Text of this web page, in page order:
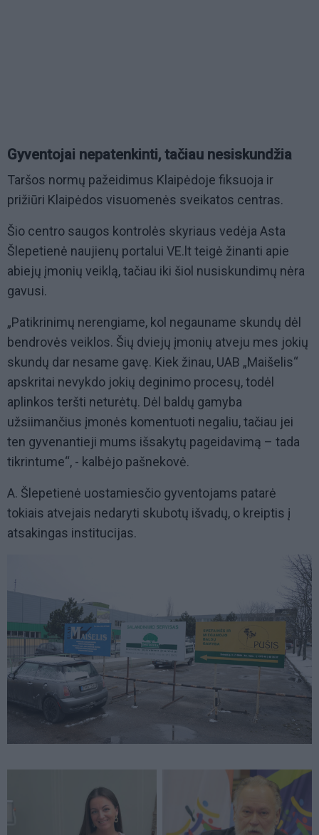
Gyventojai nepatenkinti, tačiau nesiskundžia
Taršos normų pažeidimus Klaipėdoje fiksuoja ir
prižiūri Klaipėdos visuomenės sveikatos centras.
Šio centro saugos kontrolės skyriaus vedėja Asta
Šlepetienė naujienų portalui VE.lt teigė žinanti apie
abiejų įmonių veiklą, tačiau iki šiol nusiskundimų nėra
gavusi.
„Patikrinimų nerengiame, kol negauname skundų dėl
bendrovės veiklos. Šių dviejų įmonių atveju mes jokių
skundų dar nesame gavę. Kiek žinau, UAB „Maišelis“
apskritai nevykdo jokių deginimo procesų, todėl
aplinkos teršti neturėtų. Dėl baldų gamyba
užsiimančius įmonės komentuoti negaliu, tačiau jei
ten gyvenantieji mums išsakytų pageidavimą – tada
tikrintume“, - kalbėjo pašnekovė.
A. Šlepetienė uostamiesčio gyventojams patarė
tokiais atvejais nedaryti skubotų išvadų, o kreiptis į
atsakingas institucijas.